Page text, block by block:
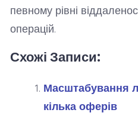
певному рівні
операцій.
Схожі Записи:
Масштабування
кілька оферів